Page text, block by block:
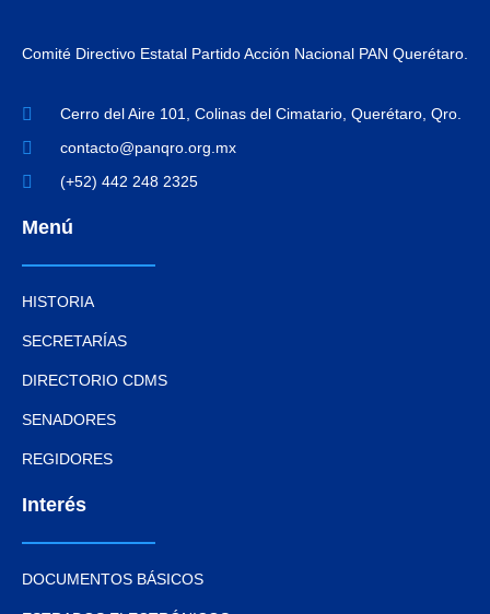
Comité Directivo Estatal Partido Acción Nacional PAN Querétaro.
Cerro del Aire 101, Colinas del Cimatario, Querétaro, Qro.
contacto@panqro.org.mx
(+52) 442 248 2325
Menú
HISTORIA
SECRETARÍAS
DIRECTORIO CDMS
SENADORES
REGIDORES
Interés
DOCUMENTOS BÁSICOS